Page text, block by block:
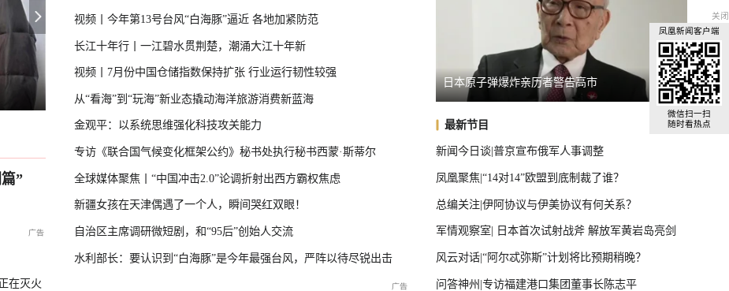
U17国足晋级决赛 全球汽车前十，中国占了三把椅子
”
在灭火
视频丨今年第13号台风“白海豚”逼近 各地加紧防范
长江十年行丨一江碧水贯荆楚，潮涌大江十年新
视频丨7月份中国仓储指数保持扩张 行业运行韧性较强
从“看海”到“玩海”新业态撬动海洋旅游消费新蓝海
金观平：以系统思维强化科技攻关能力
专访《联合国气候变化框架公约》秘书处执行秘书西蒙·斯蒂尔
全球媒体聚焦丨“中国冲击2.0”论调折射出西方霸权焦虑
新疆女孩在天津偶遇了一个人，瞬间哭红双眼！
自治区主席调研微短剧，和“95后”创始人交流
水利部长：要认识到“白海豚”是今年最强台风，严阵以待尽锐出击
和党初选，现任议员爆冷出局 俄罗斯库尔斯克州举行仪式纪念遇难平民 美田
最新节目
新闻今日谈|普京宣布俄军人事调整
凤凰聚焦|“14对14”欧盟到底制裁了谁？
总编关注|伊阿协议与伊美协议有何关系？
军情观察室| 日本首次试射战斧 解放军黄岩岛亮剑
风云对话|“阿尔忒弥斯”计划将比预期稍晚？
问答神州|专访福建港口集团董事长陈志平
关闭
凤凰新闻客户端
微信扫一扫
随时看热点